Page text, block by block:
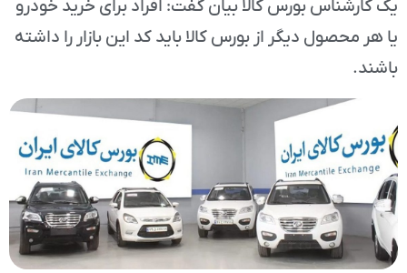
یک کارشناس بورس کالا بیان گفت: افراد برای خرید خودرو
یا هر محصول دیگر از بورس کالا باید کد این بازار را داشته
باشند.